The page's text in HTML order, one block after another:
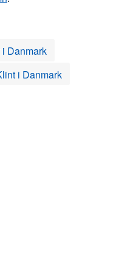
Danmark
i Danmark